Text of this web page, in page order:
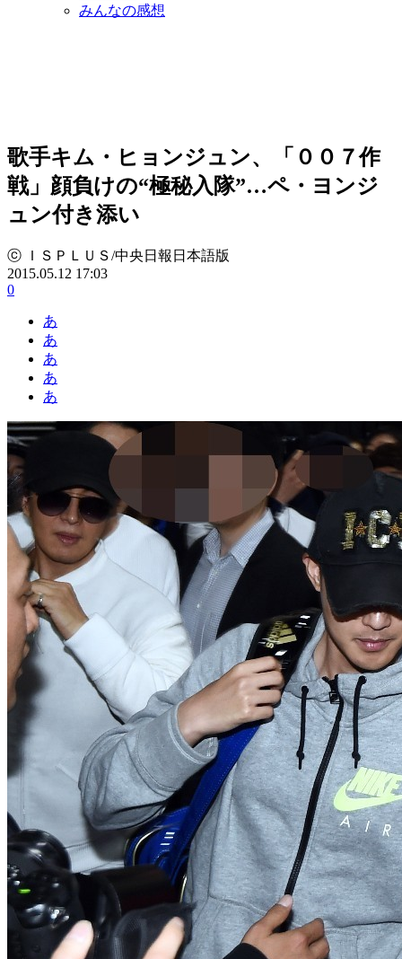
みんなの感想
歌手キム・ヒョンジュン、「００７作
戦」顔負けの“極秘入隊”…ペ・ヨンジ
ュン付き添い
ⓒ ＩＳＰＬＵＳ/中央日報日本語版
2015.05.12 17:03
0
あ
あ
あ
あ
あ